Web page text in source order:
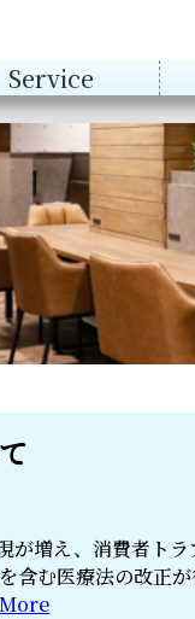
Service
ドバイザリ
ー等
税務
AUP
増え、消費者ト
含む医療法の改正